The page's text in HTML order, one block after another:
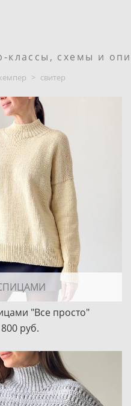
классы, схемы и
> свитер
"Все просто"
800 pуб.